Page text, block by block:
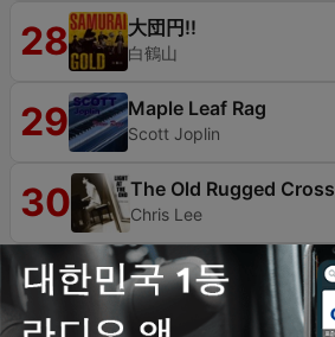
28 大団円!!
白鶴山
29 Maple Leaf Rag
Scott Joplin
30 The Old Rugged Cross
Chris Lee
31 Glory To His Name
Jane